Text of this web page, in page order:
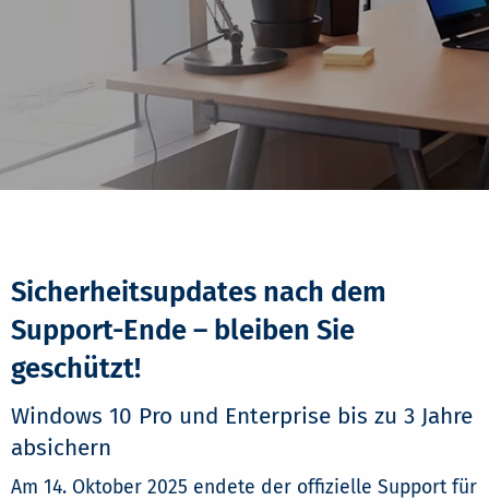
Sicherheitsupdates nach dem
Support-Ende – bleiben Sie
geschützt!
Windows 10 Pro und Enterprise bis zu 3 Jahre
absichern
Am 14. Oktober 2025 endete der offizielle Support für